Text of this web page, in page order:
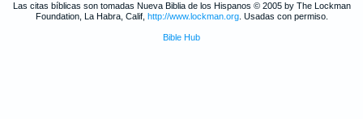
Las citas bíblicas son tomadas Nueva Biblia de los Hispanos © 2005 by The Lockman
Foundation, La Habra, Calif, http://www.lockman.org. Usadas con permiso.
Bible Hub